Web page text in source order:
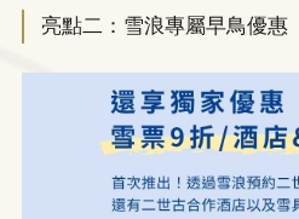
亮點二：雪浪專屬早鳥優惠